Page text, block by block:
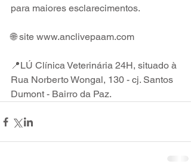
para maiores esclarecimentos.
🌐 site www.anclivepaam.com
📍LÚ Clínica Veterinária 24H, situado à
Rua Norberto Wongal, 130 - cj. Santos
Dumont - Bairro da Paz.⁣⁣